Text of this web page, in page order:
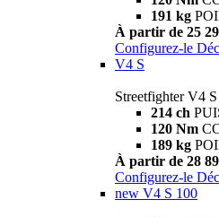
191 kg
À partir de 25
Configurez-le
V4 S
Streetfighter V4 S
214 ch
120 Nm
189 kg
À partir de 28
Configurez-le
new V4 S 100